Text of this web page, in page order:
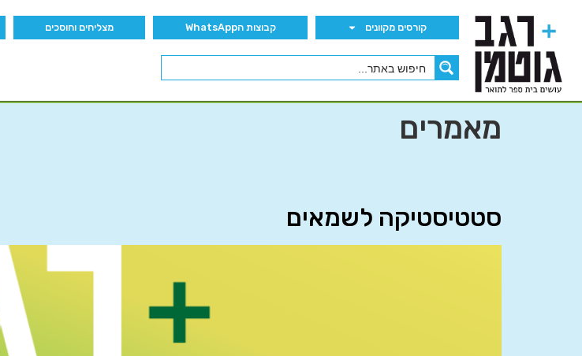
קורסים מקוונים קבוצות הWhatsApp מצליחים וחוסכים
מאמרים
סטטיסטיקה לשמאים